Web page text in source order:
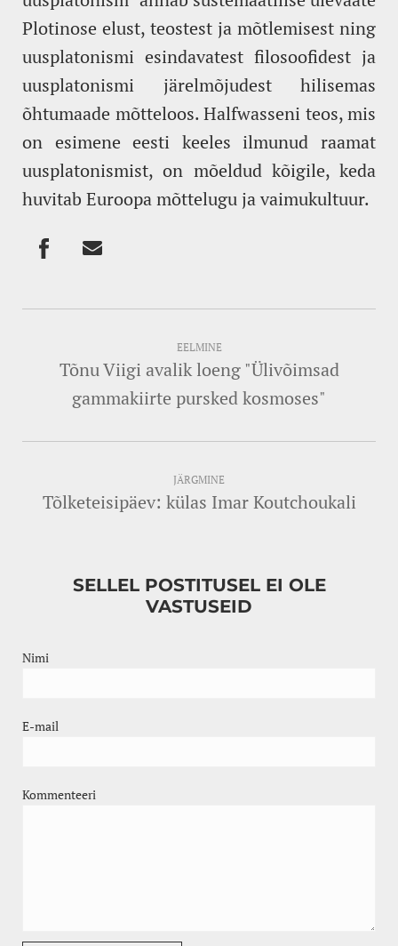
Plotinose elust, teostest ja mõtlemisest ning
uusplatonismi esindavatest filosoofidest ja
uusplatonismi järelmõjudest hilisemas
õhtumaade mõtteloos. Halfwasseni teos, mis
on esimene eesti keeles ilmunud raamat
uusplatonismist, on mõeldud kõigile, keda
huvitab Euroopa mõttelugu ja vaimukultuur.
EELMINE
Tõnu Viigi avalik loeng "Ülivõimsad
gammakiirte pursked kosmoses"
JÄRGMINE
Tõlketeisipäev: külas Imar Koutchoukali
SELLEL POSTITUSEL EI OLE
VASTUSEID
Nimi
E-mail
Kommenteeri